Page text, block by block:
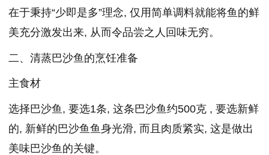
在于秉持“少即是多”理念, 仅用简单调料就能将鱼的鲜
美充分激发出来, 从而令品尝之人回味无穷。
二、清蒸巴沙鱼的烹饪准备
主食材
选择巴沙鱼, 要选1条, 这条巴沙鱼约500克 , 要选新鲜
的, 新鲜的巴沙鱼鱼身光滑, 而且肉质紧实, 这是做出
美味巴沙鱼的关键。